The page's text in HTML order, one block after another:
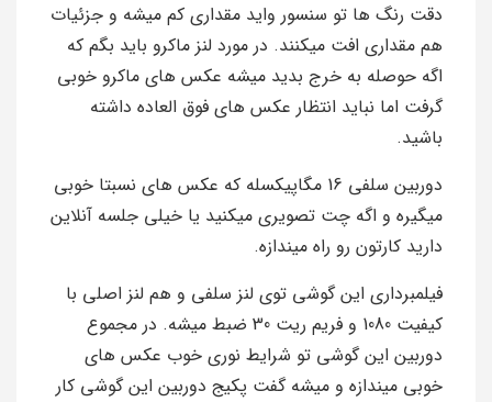
دقت رنگ ها تو سنسور واید مقداری کم میشه و جزئیات
هم مقداری افت میکنند. در مورد لنز ماکرو باید بگم که
اگه حوصله به خرج بدید میشه عکس های ماکرو خوبی
گرفت اما نباید انتظار عکس های فوق العاده داشته
باشید.
دوربین سلفی 16 مگاپیکسله که عکس های نسبتا خوبی
میگیره و اگه چت تصویری میکنید یا خیلی جلسه آنلاین
دارید کارتون رو راه میندازه.
فیلمبرداری این گوشی توی لنز سلفی و هم لنز اصلی با
کیفیت 1080 و فریم ریت 30 ضبط میشه. در مجموع
دوربین این گوشی تو شرایط نوری خوب عکس های
خوبی میندازه و میشه گفت پکیج دوربین این گوشی کار